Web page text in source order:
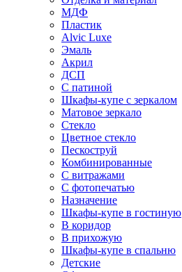
МДФ
Пластик
Alvic Luxe
Эмаль
Акрил
ДСП
С патиной
Шкафы-купе с зеркалом
Матовое зеркало
Стекло
Цветное стекло
Пескоструй
Комбинированные
С витражами
С фотопечатью
Назначение
Шкафы-купе в гостиную
В коридор
В прихожую
Шкафы-купе в спальню
Детские